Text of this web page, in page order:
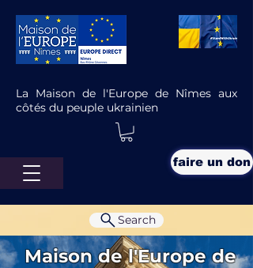
La Maison de l'Europe de Nîmes aux
côtés du peuple ukrainien
faire un don
Maison de l'Europe de
Search